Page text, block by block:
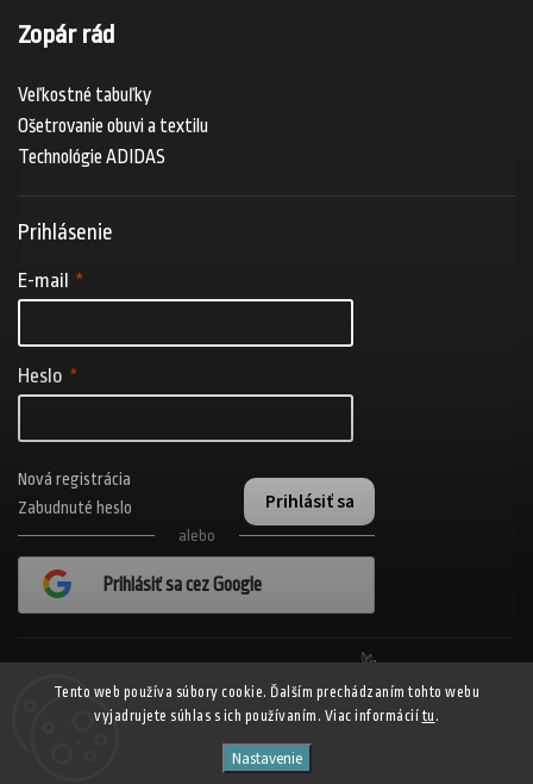
Tento web používa súbory cookie. Ďalším prechádzaním tohto webu
vyjadrujete súhlas s ich používaním. Viac informácií tu .
Nastavenie
Zopár rád
Veľkostné tabuľky
Ošetrovanie obuvi a textilu
Technológie ADIDAS
Prihlásenie
E-mail
Heslo
Prihlásiť sa
Nová registrácia
Zabudnuté heslo
alebo
Prihlásiť sa cez Google
ADISPORT.sk - adidas online športový obchod
práva vyhradené.